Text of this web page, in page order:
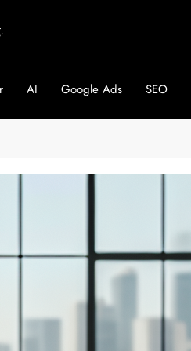
AI Google Ads SEO